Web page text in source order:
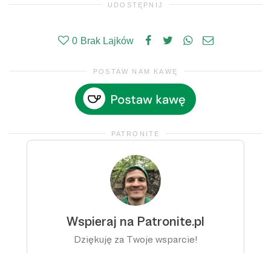
UDOSTĘPNIJ
0 Brak Lajków
POSTAW NAM KAWĘ
PATRONITE